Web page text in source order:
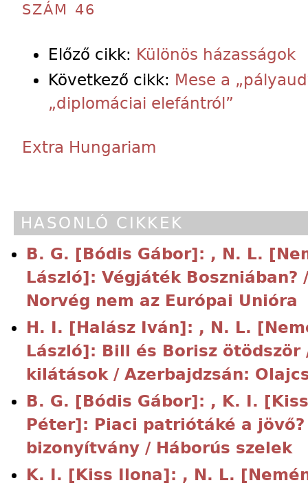
SZÁM 46
Előző cikk: Különös házasságok
Következő cikk: Mese a
„diplomáciai elefántról”
Extra Hungariam
HASONLÓ CIKKEK
B. G. [Bódis Gábor]: , N. L.
László]: Végjáték Boszniában?
Norvég nem az Európai Unióra
H. I. [Halász Iván]: , N. L.
László]: Bill és Borisz
kilátások / Azerbajdzsán:
B. G. [Bódis Gábor]: , K. I.
Péter]: Piaci patriótáké a jövő?
bizonyítvány / Háborús szelek
K. I. [Kiss Ilona]: , N. L.